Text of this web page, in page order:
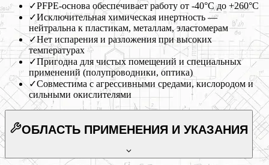
✓PFPE-основа обеспечивает работу от -40°C до +260°C
✓Исключительная химическая инертность —
нейтральна к пластикам, металлам, эластомерам
✓Нет испарения и разложения при высоких
температурах
✓Пригодна для чистых помещений и специальных
применений (полупроводники, оптика)
✓Совместима с агрессивными средами, кислородом и
сильными окислителями
ОБЛАСТЬ ПРИМЕНЕНИЯ И УКАЗАНИЯ